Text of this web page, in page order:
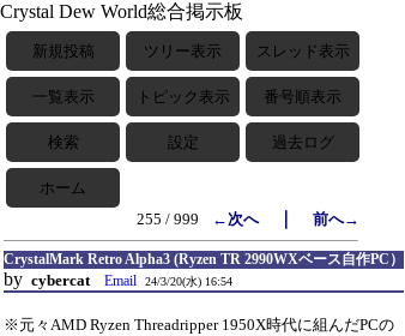
Crystal Dew World総合掲示板
新規投稿 ツリー表示 スレッド表示
一覧表示 トピック表示 番号順表示
検索 設定 過去ログ
ホーム
255 / 999
←次へ｜ 前へ→
CrystalMark Retro Alpha3 (Ryzen TR 2990WXベース自作PC）
by cybercat Email 24/3/20(水) 16:54
※元々AMD Ryzen Threadripper 1950X時代に組んだPCの